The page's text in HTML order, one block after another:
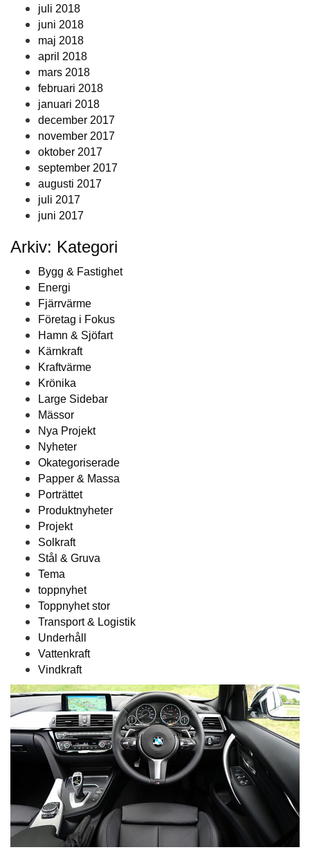
juli 2018
juni 2018
maj 2018
april 2018
mars 2018
februari 2018
januari 2018
december 2017
november 2017
oktober 2017
september 2017
augusti 2017
juli 2017
juni 2017
Arkiv: Kategori
Bygg & Fastighet
Energi
Fjärrvärme
Företag i Fokus
Hamn & Sjöfart
Kärnkraft
Kraftvärme
Krönika
Large Sidebar
Mässor
Nya Projekt
Nyheter
Okategoriserade
Papper & Massa
Porträttet
Produktnyheter
Projekt
Solkraft
Stål & Gruva
Tema
toppnyhet
Toppnyhet stor
Transport & Logistik
Underhåll
Vattenkraft
Vindkraft